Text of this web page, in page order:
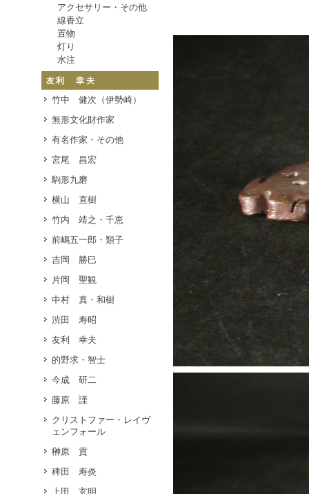
アクセサリー・その他
線香立
置物
灯り
水注
友利 幸夫
竹中 健次（伊勢崎）
無形文化財作家
有名作家・その他
宮尾 昌宏
駒形九磨
横山 直樹
竹内 靖之・千恵
前嶋五一郎・類子
吉岡 勝巳
片岡 聖観
中村 真・和樹
渋田 寿昭
友利 幸夫
的野求・智士
今成 研二
藤原 謹
クリストファー・レイヴ
ェンフォール
榊原 貢
稗田 寿炎
上田 玄明